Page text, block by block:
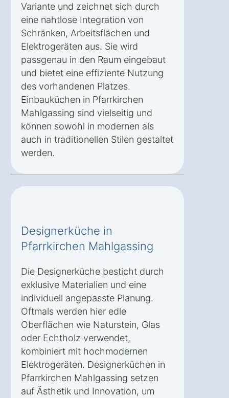
Variante und zeichnet sich durch
eine nahtlose Integration von
Schränken, Arbeitsflächen und
Elektrogeräten aus. Sie wird
passgenau in den Raum eingebaut
und bietet eine effiziente Nutzung
des vorhandenen Platzes.
Einbauküchen in Pfarrkirchen
Mahlgassing sind vielseitig und
können sowohl in modernen als
auch in traditionellen Stilen gestaltet
werden.
Designerküche in
Pfarrkirchen Mahlgassing
Die Designerküche besticht durch
exklusive Materialien und eine
individuell angepasste Planung.
Oftmals werden hier edle
Oberflächen wie Naturstein, Glas
oder Echtholz verwendet,
kombiniert mit hochmodernen
Elektrogeräten. Designerküchen in
Pfarrkirchen Mahlgassing setzen
auf Ästhetik und Innovation, um